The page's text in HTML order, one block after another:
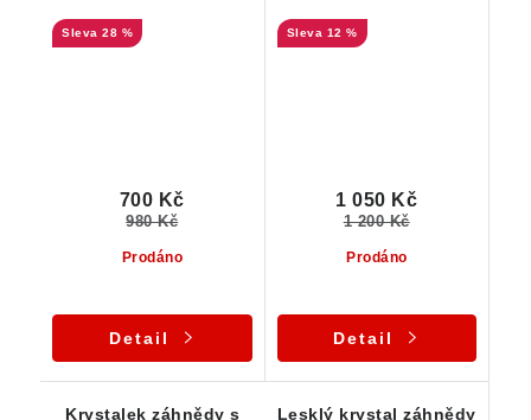
albitem, muskovitem a
28 %
Prodáno
700 Kč
980 Kč
Detail
významných minerálů
12 %
Prodáno
1 050 Kč
1 200 Kč
Detail
Krystalek záhnědy s
Lesklý krystal záhnědy